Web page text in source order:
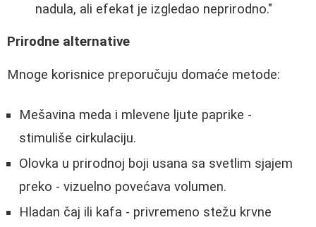
nadula, ali efekat je izgledao neprirodno."
Prirodne alternative
Mnoge korisnice preporučuju domaće metode:
Mešavina meda i mlevene ljute paprike -
stimuliše cirkulaciju.
Olovka u prirodnoj boji usana sa svetlim sjajem
preko - vizuelno povećava volumen.
Hladan čaj ili kafa - privremeno stežu krvne